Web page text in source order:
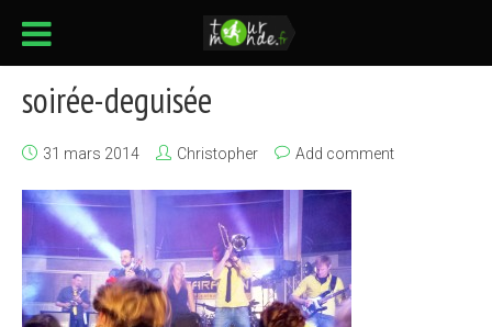
soirée-deguisée
31 mars 2014 Christopher Add comment